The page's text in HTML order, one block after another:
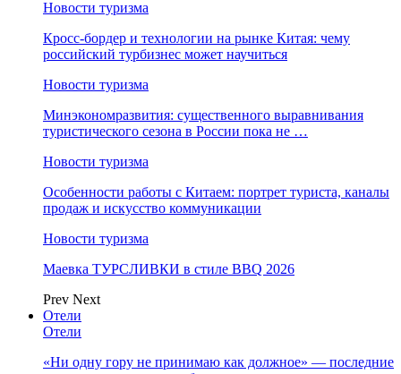
Новости туризма
Кросс-бордер и технологии на рынке Китая: чему
российский турбизнес может научиться
Новости туризма
Минэкономразвития: существенного выравнивания
туристического сезона в России пока не …
Новости туризма
Особенности работы с Китаем: портрет туриста, каналы
продаж и искусство коммуникации
Новости туризма
Маевка ТУРСЛИВКИ в стиле BBQ 2026
Prev Next
Отели
Отели
«Ни одну гору не принимаю как должное» — последние